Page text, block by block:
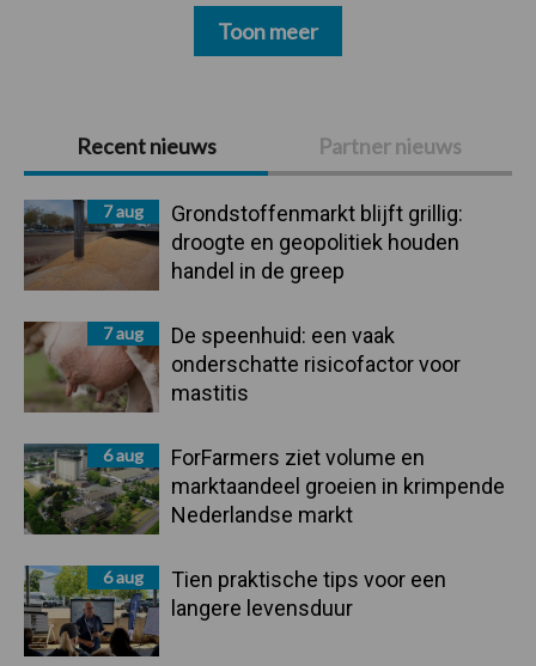
Primaire
Sidebar
Recent nieuws Partner nieuws
7 aug
Grondstoffenmarkt blijft grillig:
droogte en geopolitiek houden
handel in de greep
7 aug
De speenhuid: een vaak
onderschatte risicofactor voor
mastitis
6 aug
ForFarmers ziet volume en
marktaandeel groeien in krimpende
Nederlandse markt
6 aug
Tien praktische tips voor een
langere levensduur
Toon meer